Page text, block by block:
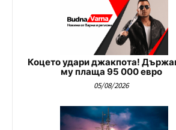
Коцето удари джакпота!
му плаща 95 000 евро
05/08/2026